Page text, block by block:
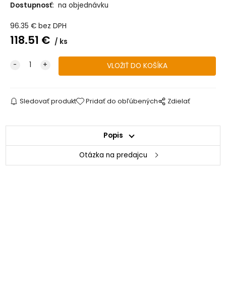
Dostupnosť: na objednávku
96.35 € bez DPH
118.51 € ks
Sledovať produkt Pridať do obľúbených Zdielať
Popis
Otázka na predajcu